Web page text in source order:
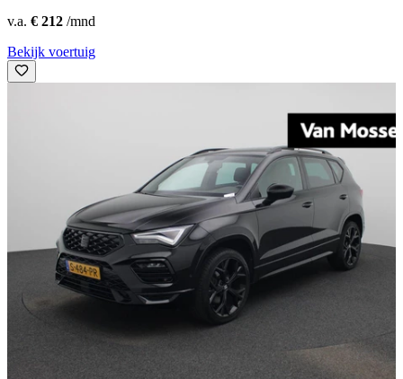
v.a. € 212 /mnd
Bekijk voertuig